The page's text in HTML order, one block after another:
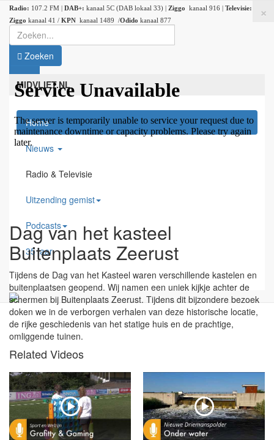
Radio: 107.2 FM | DAB+: kanaal 5C (DAB lokaal 33) | Ziggo kanaal 916 | Televisie:
Ziggo kanaal 41 / KPN kanaal 1489 /Odido kanaal 877
MIDVLIET.NL
×
Home
Nieuws
Radio & Televisie
Uitzending gemist
Podcasts
35 jaar
Zoeken
Dag van het kasteel
Buitenplaats Zeerust
Tijdens de Dag van het Kasteel waren verschillende kastelen en
buitenplaatsen geopend. Wij namen een uniek kijkje achter de
schermen bij Buitenplaats Zeerust. Tijdens dit bijzondere bezoek
doken we in de verborgen verhalen van deze historische locatie,
de rijke geschiedenis van het statige huis en de prachtige,
omliggende tuinen.
Related Videos